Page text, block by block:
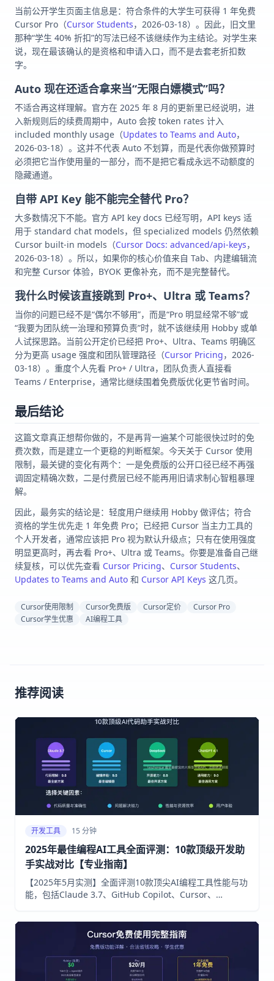
当前公开学生页面主信息是：符合条件的大学生可获得 1 年免费
Cursor Pro（Cursor Students，2026-03-18）。因此，旧文里
那种“学生 40% 折扣”的写法已经不该继续作为主结论。对学生来
说，现在最该确认的是资格和申请入口，而不是去套老折扣数
字。
Auto 现在还适合拿来当“无限白嫖模式”吗？
不适合再这样理解。官方在 2025 年 8 月的更新里已经说明，进
入新规则后的续费周期中，Auto 会按 token rates 计入
included monthly usage（Updates to Teams and Auto，
2026-03-18）。这并不代表 Auto 不划算，而是代表你做预算时
必须把它当作使用量的一部分，而不是把它看成永远不动额度的
隐藏通道。
自带 API Key 能不能完全替代 Pro？
大多数情况下不能。官方 API key docs 已经写明，API keys 适
用于 standard chat models，但 specialized models 仍然依赖
Cursor built-in models（Cursor Docs: advanced/api-keys，
2026-03-18）。所以，如果你的核心价值来自 Tab、内建编辑流
和完整 Cursor 体验，BYOK 更像补充，而不是完整替代。
我什么时候该直接跳到 Pro+、Ultra 或 Teams？
当你的问题已经不是“偶尔不够用”，而是“Pro 明显经常不够”或
“我要为团队统一治理和预算负责”时，就不该继续用 Hobby 或单
人试探思路。当前公开定价已经把 Pro+、Ultra、Teams 明确区
分为更高 usage 强度和团队管理路径（Cursor Pricing，2026-
03-18）。重度个人先看 Pro+ / Ultra，团队负责人直接看
Teams / Enterprise，通常比继续围着免费版优化更节省时间。
最后结论
这篇文章真正想帮你做的，不是再背一遍某个可能很快过时的免
费次数，而是建立一个更稳的判断框架。今天关于 Cursor 使用
限制，最关键的变化有两个：一是免费版的公开口径已经不再强
调固定精确次数，二是付费层已经不能再用旧请求制心智粗暴理
解。
因此，最务实的结论是：轻度用户继续用 Hobby 做评估；符合
资格的学生优先走 1 年免费 Pro；已经把 Cursor 当主力工具的
个人开发者，通常应该把 Pro 视为默认升级点；只有在使用强度
明显更高时，再去看 Pro+、Ultra 或 Teams。你要是准备自己继
续复核，可以优先查看 Cursor Pricing、 Cursor Students、
Updates to Teams and Auto 和 Cursor API Keys 这几页。
Cursor使用限制 Cursor免费版 Cursor定价
Cursor Pro
Cursor学生优惠
AI编程工具
推荐阅读
开发工具 15 分钟
2025年最佳编程AI工具全面评测：10款顶级开发助
手实战对比【专业指南】
【2025年5月实测】全面评测10款顶尖AI编程工具性能与功
能，包括Claude 3.7、GitHub Copilot、Cursor、